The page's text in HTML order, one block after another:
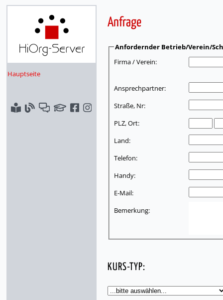
Hauptseite
Anfrage
Anfordernder Betrieb/Verein/
Firma / Verein:
Ansprechpartner:
Straße, Nr:
PLZ, Ort:
Land:
Telefon:
Handy:
E-Mail:
Bemerkung:
KURS-TYP: